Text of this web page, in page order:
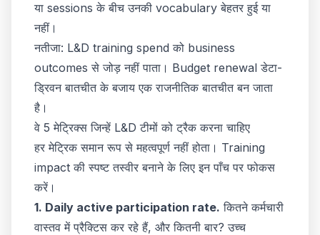
या sessions के बीच उनकी vocabulary बेहतर हुई या
नहीं।
नतीजा: L&D training spend को business
outcomes से जोड़ नहीं पाता। Budget renewal डेटा-
ड्रिवन बातचीत के बजाय एक राजनीतिक बातचीत बन जाता
है।
वे 5 मेट्रिक्स जिन्हें L&D टीमों को ट्रैक करना चाहिए
हर मेट्रिक समान रूप से महत्वपूर्ण नहीं होता। Training
impact की स्पष्ट तस्वीर बनाने के लिए इन पाँच पर फोकस
करें।
1. Daily active participation rate. कितने कर्मचारी
वास्तव में प्रैक्टिस कर रहे हैं, और कितनी बार? उच्च